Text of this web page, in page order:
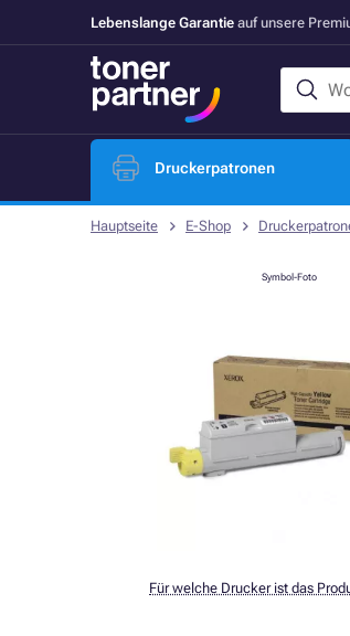
Lebenslange Garantie auf unsere
Druckerpatronen
Hauptseite E-Shop
Symbol-Foto
Für welche Drucker ist das